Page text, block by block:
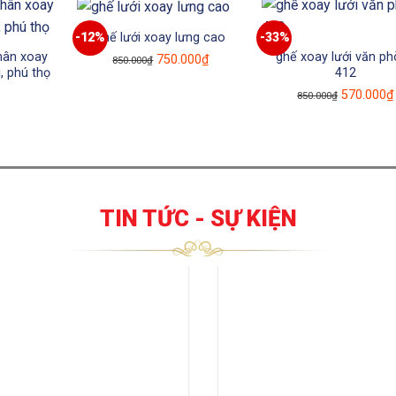
23₫.
xoay
phú thọ
-12%ghế lưới xoay lưng cao
850.000₫ Giá
750.000₫Giá
-33%
ghế xoay lưới văn
412
850.000₫ Giá
570.000₫
TIN TỨC - SỰ KIỆN